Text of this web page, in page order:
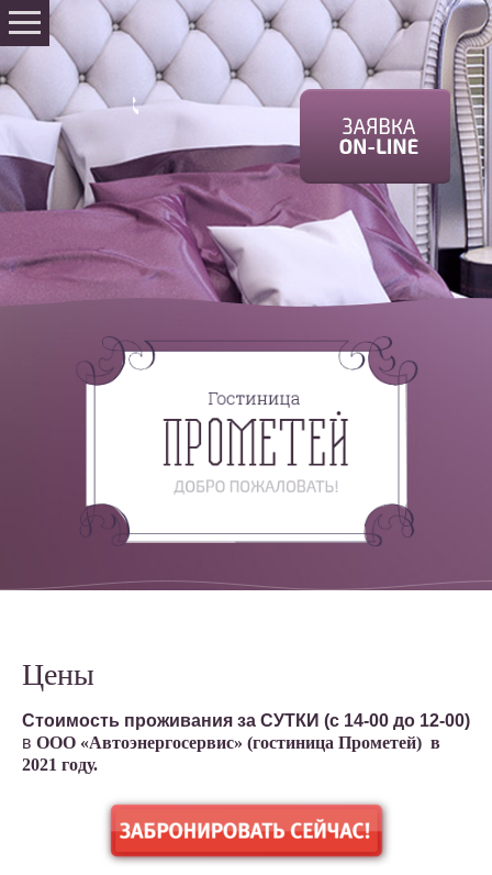
Цены
Стоимость проживания за СУТКИ (с 14-00 до 12-00)
в ООО «Автоэнергосервис» (гостиница Прометей) в
2021 году.